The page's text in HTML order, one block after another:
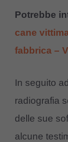
Potrebbe
cane
fabbrica –
In seguito
radiografia
delle sue
alcune